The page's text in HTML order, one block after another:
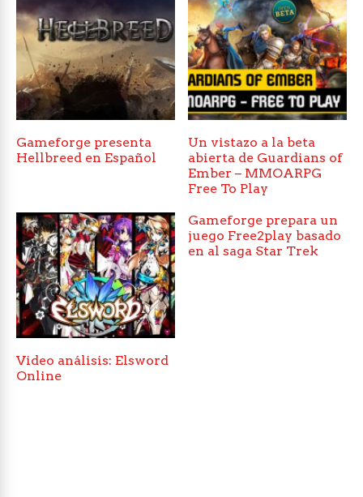
Gameforge presenta
Hellbreed en Español
Un vistazo a la beta
abierta de Guardians of
Ember – MMOARPG
Free To Play
Video análisis: Elsword
Online
Gameforge prepara un
juego Free2play basado
en al saga Star Trek